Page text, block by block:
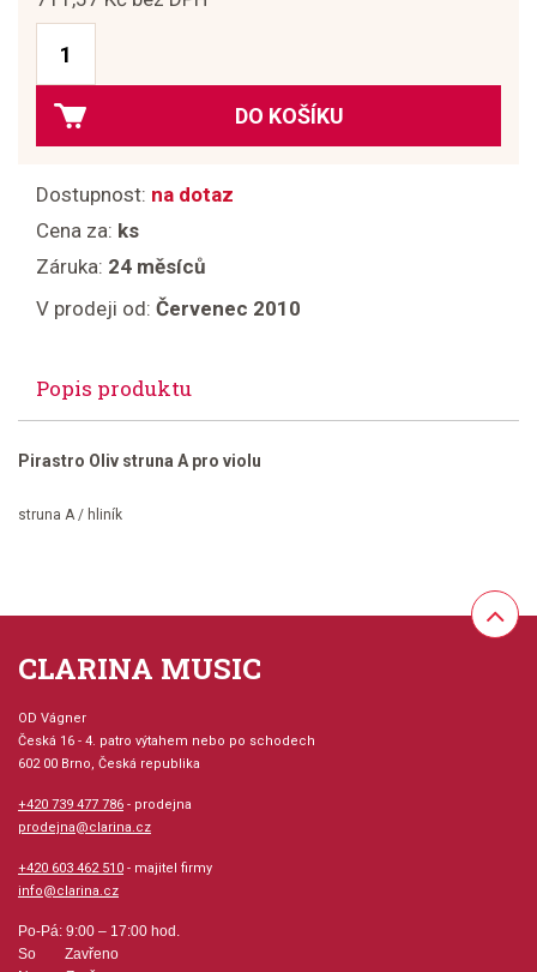
DO KOŠÍKU
Dostupnost: na dotaz
Cena za: ks
Záruka: 24 měsíců
V prodeji od: Červenec 2010
Popis produktu
Pirastro Oliv struna A pro violu
struna A / hliník
CLARINA MUSIC
OD Vágner
Česká 16 - 4. patro výtahem nebo po schodech
602 00 Brno, Česká republika
+420 739 477 786 - prodejna
prodejna@clarina.cz
+420 603 462 510 - majitel firmy
info@clarina.cz
Po-Pá: 9:00 – 17:00 hod.
So Zavřeno